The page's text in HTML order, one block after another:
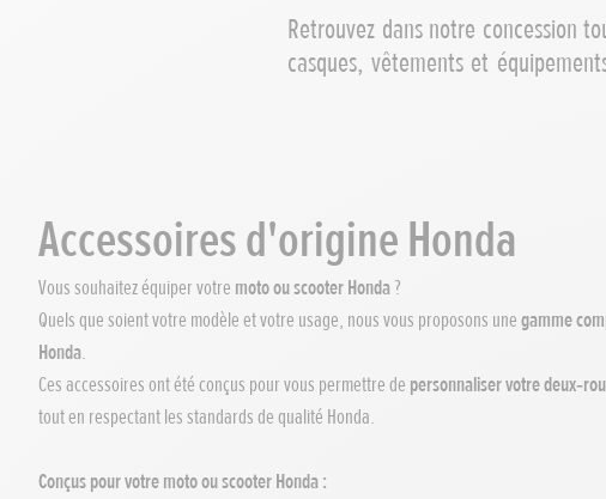
Retrouvez dans notre concession
casques, vêtements et
Accessoires d'origine Honda
Vous souhaitez équiper votre moto ou scooter Honda ?
Quels que soient votre modèle et votre usage, nous vous proposons unegamme
Honda.
Ces accessoires ont été conçus pour vous permettre de personnaliser votre
tout en respectant les standards de qualité Honda.
Conçus pour votre moto ou scooter Honda :